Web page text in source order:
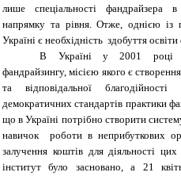
лише спеціальності фандрайзера в
напрямку та рівня. Отже, однією із
Україні є необхідність здобуття
В Україні у 2001 році
фандрайзингу, місією якого є
та відповідальної
демократичних стандартів практики
що в Україні потрібно створити
навичок роботи в неприбуткових
залучення коштів для діяльності
інститут було засновано, а 21